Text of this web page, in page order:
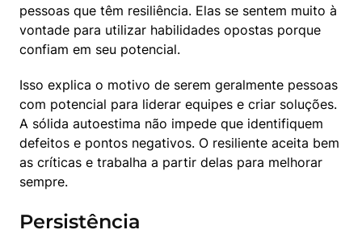
pessoas que têm resiliência. Elas se sentem muito à
vontade para utilizar habilidades opostas porque
confiam em seu potencial.
Isso explica o motivo de serem geralmente pessoas
com potencial para liderar equipes e criar soluções.
A sólida autoestima não impede que identifiquem
defeitos e pontos negativos. O resiliente aceita bem
as críticas e trabalha a partir delas para melhorar
sempre.
Persistência